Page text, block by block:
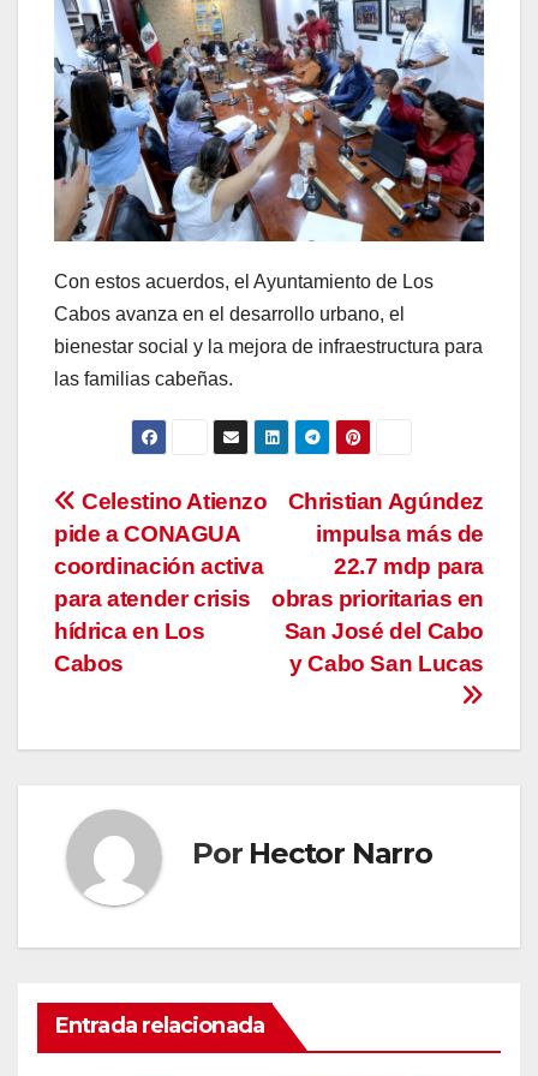
Con estos acuerdos, el Ayuntamiento de Los
Cabos avanza en el desarrollo urbano, el
bienestar social y la mejora de infraestructura para
las familias cabeñas.
Navegación
de
entradas
Christian Agúndez
impulsa más de
22.7 mdp para
obras prioritarias en
San José del Cabo
y Cabo San Lucas
Celestino Atienzo
pide a CONAGUA
coordinación activa
para atender crisis
hídrica en Los
Cabos
Por Hector Narro
Entrada relacionada